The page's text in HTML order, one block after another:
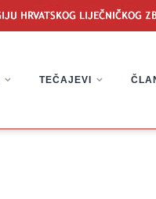
TEČAJEVI